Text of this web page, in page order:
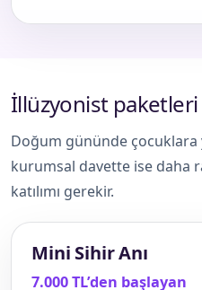
İllüzyonist paketleri
Doğum gününde çocuklara
kurumsal davette ise daha
katılımı gerekir.
Mini Sihir Anı
7.000 TL’den başlayan